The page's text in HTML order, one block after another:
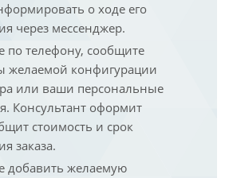
о ходе его
через мессенджер.
по телефону, сообщите
желаемой конфигурации
или ваши персональные
Консультант оформит
стоимость и срок
заказа.
добавить желаемую